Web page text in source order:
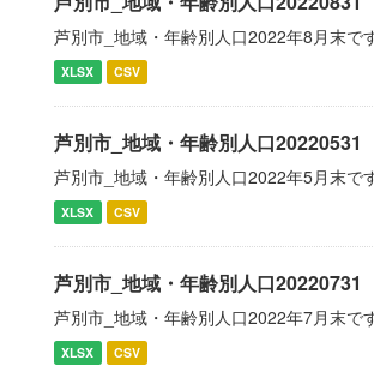
芦別市_地域・年齢別人口2022年8月末です
XLSX CSV
芦別市_地域・年齢別人口20220531
芦別市_地域・年齢別人口2022年5月末です
XLSX CSV
芦別市_地域・年齢別人口20220731
芦別市_地域・年齢別人口2022年7月末です
XLSX CSV